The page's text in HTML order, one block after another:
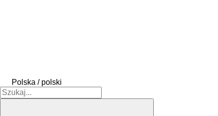
Polska / polski